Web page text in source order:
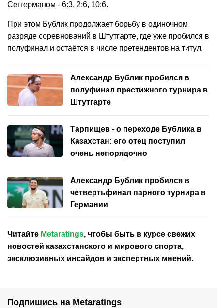
Сеггерманом - 6:3, 2:6, 10:6.
При этом Бублик продолжает борьбу в одиночном
разряде соревнований в Штутгарте, где уже пробился в
полуфинал и остаётся в числе претендентов на титул.
Александр Бублик пробился в
полуфинал престижного турнира в
Штутгарте
Тарпищев - о переходе Бублика в
Казахстан: его отец поступил
очень непорядочно
Александр Бублик пробился в
четвертьфинал парного турнира в
Германии
Читайте Metaratings, чтобы быть в курсе свежих
новостей казахстанского и мирового спорта,
эксклюзивных инсайдов и экспертных мнений.
Подпишись на Metaratings